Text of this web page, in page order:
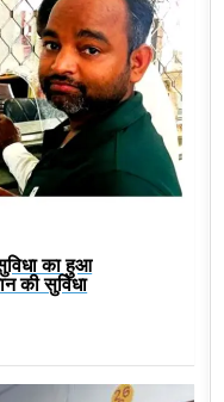
का हुआ
की सुविधा